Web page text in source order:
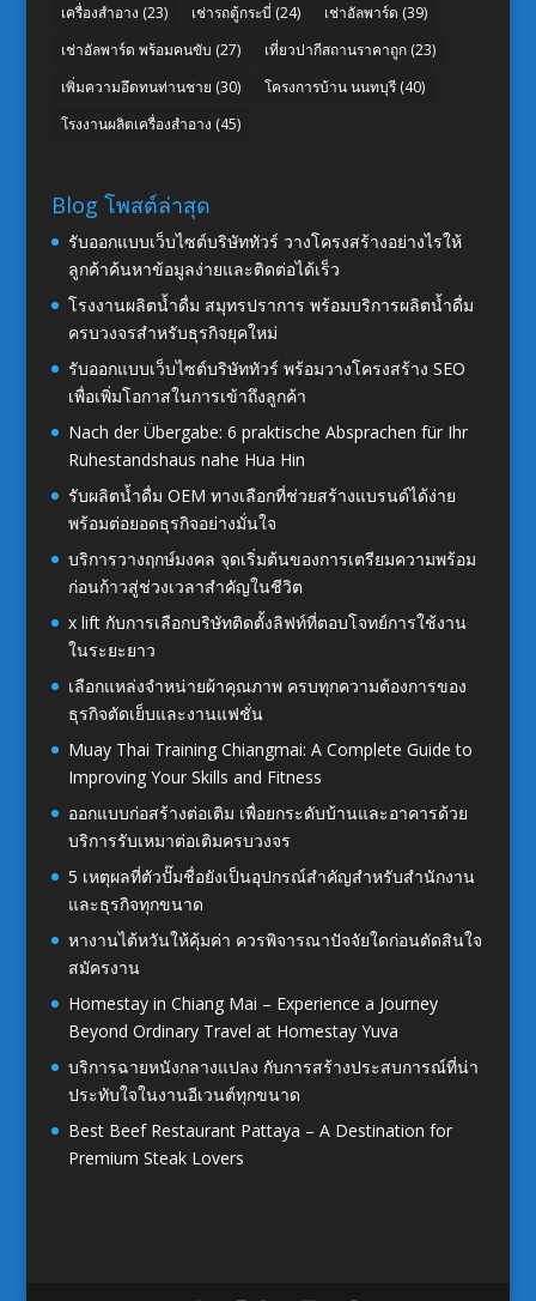
เครื่องสำอาง (23) เช่ารถตู้กระบี่ (24) เช่าอัลพาร์ด (39)
เช่าอัลพาร์ด พร้อมคนขับ (27) เที่ยวปากีสถานราคาถูก(23)
เพิ่มความอึดทนท่านชาย (30) โครงการบ้าน นนทบุรี(40)
โรงงานผลิตเครื่องสำอาง (45)
Blog โพสต์ล่าสุด
รับออกแบบเว็บไซต์บริษัททัวร์ วางโครงสร้างอย่างไรให้
ลูกค้าค้นหาข้อมูลง่ายและติดต่อได้เร็ว
โรงงานผลิตน้ำดื่ม สมุทรปราการ พร้อมบริการผลิตน้ำดื่ม
ครบวงจรสำหรับธุรกิจยุคใหม่
รับออกแบบเว็บไซต์บริษัททัวร์ พร้อมวางโครงสร้าง SEO
เพื่อเพิ่มโอกาสในการเข้าถึงลูกค้า
Nach der Übergabe: 6 praktische Absprachen für Ihr
Ruhestandshaus nahe Hua Hin
รับผลิตน้ำดื่ม OEM ทางเลือกที่ช่วยสร้างแบรนด์ได้ง่าย
พร้อมต่อยอดธุรกิจอย่างมั่นใจ
บริการวางฤกษ์มงคล จุดเริ่มต้นของการเตรียมความพร้อม
ก่อนก้าวสู่ช่วงเวลาสำคัญในชีวิต
x lift กับการเลือกบริษัทติดตั้งลิฟท์ที่ตอบโจทย์การใช้งาน
ในระยะยาว
เลือกแหล่งจำหน่ายผ้าคุณภาพ ครบทุกความต้องการของ
ธุรกิจตัดเย็บและงานแฟชั่น
Muay Thai Training Chiangmai: A Complete Guide to
Improving Your Skills and Fitness
ออกแบบก่อสร้างต่อเติม เพื่อยกระดับบ้านและอาคารด้วย
บริการรับเหมาต่อเติมครบวงจร
5 เหตุผลที่ตัวปั๊มชื่อยังเป็นอุปกรณ์สำคัญสำหรับสำนักงาน
และธุรกิจทุกขนาด
หางานไต้หวันให้คุ้มค่า ควรพิจารณาปัจจัยใดก่อนตัดสินใจ
สมัครงาน
Homestay in Chiang Mai – Experience a Journey
Beyond Ordinary Travel at Homestay Yuva
บริการฉายหนังกลางแปลง กับการสร้างประสบการณ์ที่น่า
ประทับใจในงานอีเวนต์ทุกขนาด
Best Beef Restaurant Pattaya – A Destination for
Premium Steak Lovers